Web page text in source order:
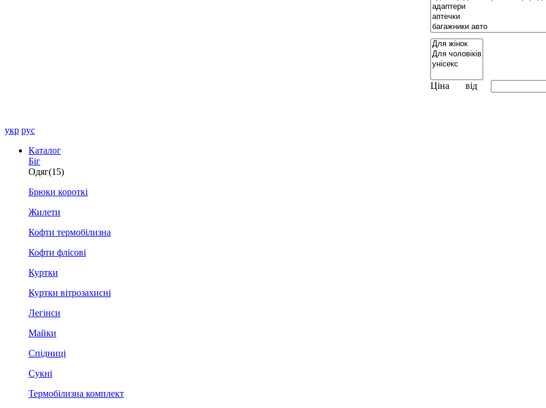
Ціна від
укр рус
Каталог
Біг
Одяг(15)
Брюки короткі
Жилети
Кофти термобілизна
Кофти флісові
Куртки
Куртки вітрозахисні
Легінси
Майки
Спідниці
Сукні
Термобілизна комплект